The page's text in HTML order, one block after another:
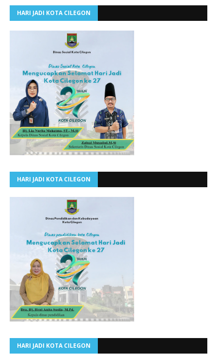
HARI JADI KOTA CILEGON
HARI JADI KOTA CILEGON
HARI JADI KOTA CILEGON